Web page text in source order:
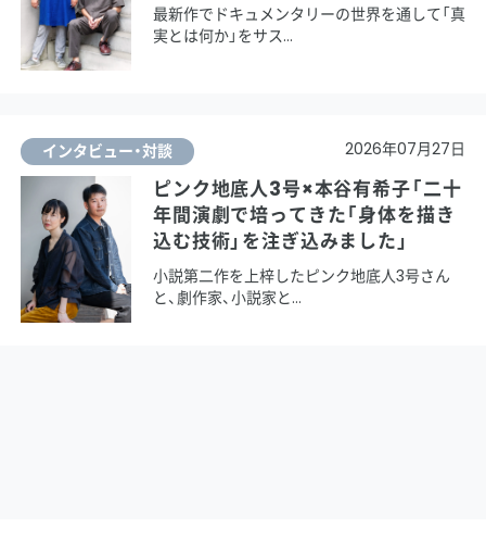
最新作でドキュメンタリーの世界を通して「真
実とは何か」をサス
インタビュー・対談 2026年07月27日
ピンク地底人3号×本谷有希子「二十
年間演劇で培ってきた「身体を描き
込む技術」を注ぎ込みました」
小説第二作を上梓したピンク地底人3号さん
と、劇作家、小説家と